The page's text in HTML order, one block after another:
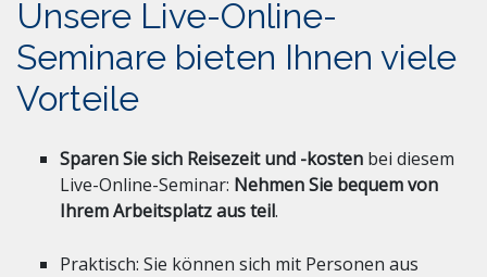
Unsere Live-Online-
Seminare bieten Ihnen viele
Vorteile
Sparen Sie sich Reisezeit und -kosten bei diesem
Live-Online-Seminar: Nehmen Sie bequem von
Ihrem Arbeitsplatz aus teil.
Praktisch: Sie können sich mit Personen aus